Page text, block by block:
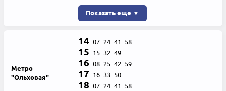
Показать еще ▼
Метро
"Ольховая"
14 07 24 41 58
15 15 32 49
16 08 25 42 59
17 16 33 50
18 07 24 41 58